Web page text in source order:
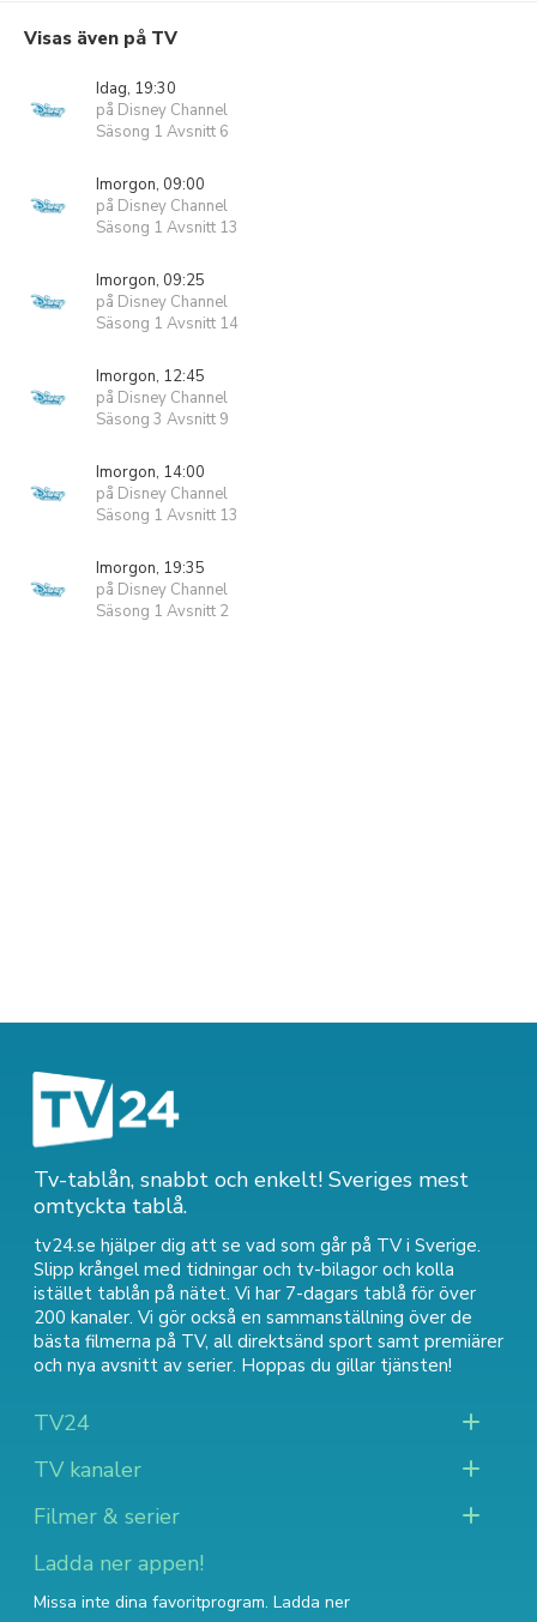
Visas även på TV
Idag, 19:30
på Disney Channel
Säsong 1 Avsnitt 6
Imorgon, 09:00
på Disney Channel
Säsong 1 Avsnitt 13
Imorgon, 09:25
på Disney Channel
Säsong 1 Avsnitt 14
Imorgon, 12:45
på Disney Channel
Säsong 3 Avsnitt 9
Imorgon, 14:00
på Disney Channel
Säsong 1 Avsnitt 13
Imorgon, 19:35
på Disney Channel
Säsong 1 Avsnitt 2
Tv-tablån, snabbt och enkelt! Sveriges mest
omtyckta tablå.
tv24.se hjälper dig att se vad som går på TV i Sverige.
Slipp krångel med tidningar och tv-bilagor och kolla
istället tablån på nätet. Vi har 7-dagars tablå för över
200 kanaler. Vi gör också en sammanställning över de
bästa filmerna på TV, all direktsänd sport samt premiärer
och nya avsnitt av serier. Hoppas du gillar tjänsten!
TV24
TV kanaler
Filmer & serier
Ladda ner appen!
Missa inte dina favoritprogram. Ladda ner